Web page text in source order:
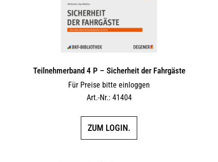
Teilnehmerband 4 P – Sicherheit der Fahrgäste
Für Preise bitte einloggen
Art.-Nr.: 41404
ZUM LOGIN.